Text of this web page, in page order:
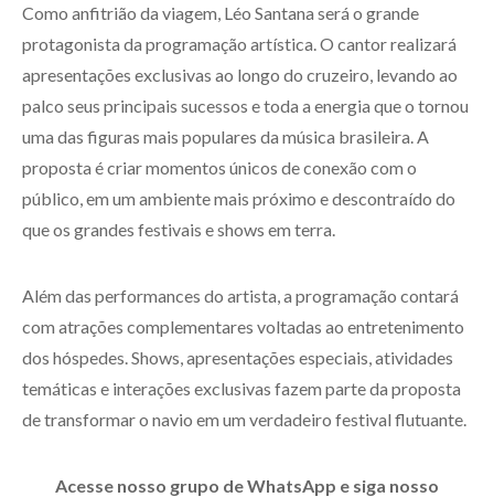
Como anfitrião da viagem, Léo Santana será o grande
protagonista da programação artística. O cantor realizará
apresentações exclusivas ao longo do cruzeiro, levando ao
palco seus principais sucessos e toda a energia que o tornou
uma das figuras mais populares da música brasileira. A
proposta é criar momentos únicos de conexão com o
público, em um ambiente mais próximo e descontraído do
que os grandes festivais e shows em terra.
Além das performances do artista, a programação contará
com atrações complementares voltadas ao entretenimento
dos hóspedes. Shows, apresentações especiais, atividades
temáticas e interações exclusivas fazem parte da proposta
de transformar o navio em um verdadeiro festival flutuante.
Acesse nosso grupo de WhatsApp e siga nosso